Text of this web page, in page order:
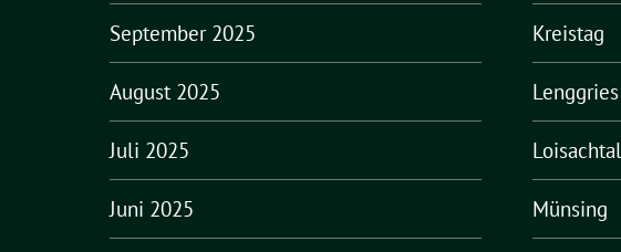
September 2025
August 2025
Juli 2025
Juni 2025
Kreistag
Lenggries
Loisachtal
Münsing